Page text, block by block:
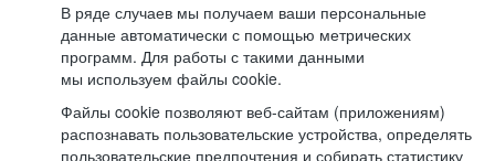
В ряде случаев мы получаем ваши персональные
данные автоматически с помощью метрических
программ. Для работы с такими данными
мы используем файлы cookie.
Файлы cookie позволяют веб-сайтам (приложениям)
распознавать пользовательские устройства, определять
пользовательские предпочтения и собирать статистику